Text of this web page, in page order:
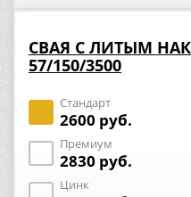
СВАЯ С ЛИТЫМ
57/150/3500
Стандарт
2600 руб.
Премиум
2830 руб.
Цинк